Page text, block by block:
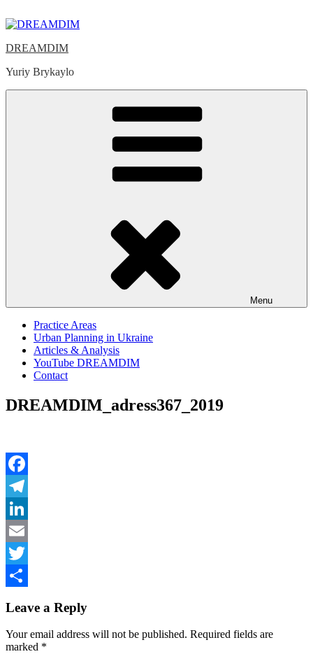
to
DREAMDIM
Yuriy Brykaylo
Menu
Practice Areas
Urban Planning in Ukraine
Articles & Analysis
YouTube DREAMDIM
Contact
DREAMDIM_adress367_2019
Facebook
Telegram
LinkedIn
Email
Twitter
Leave a Reply
Your email address will not be published. Required fields are
marked *